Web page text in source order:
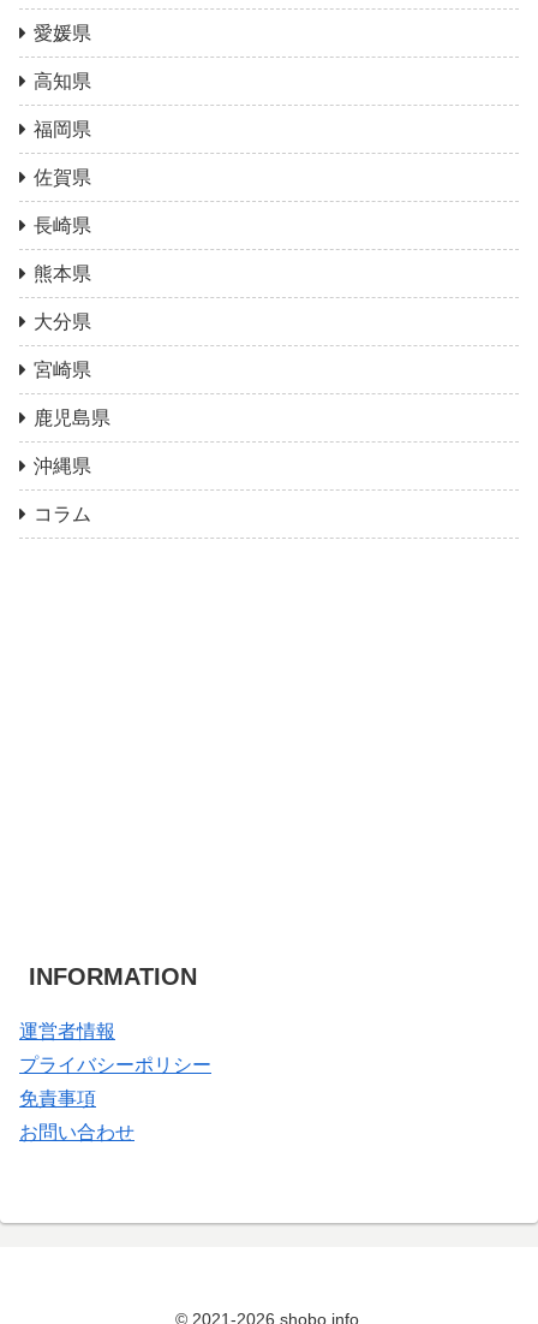
愛媛県
高知県
福岡県
佐賀県
長崎県
熊本県
大分県
宮崎県
鹿児島県
沖縄県
コラム
INFORMATION
運営者情報
プライバシーポリシー
免責事項
お問い合わせ
© 2021-2026 shobo.info.